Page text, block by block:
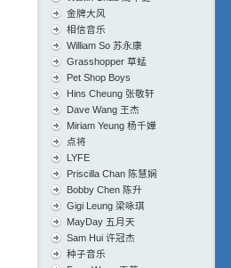
金牌大风
相信音乐
William So 苏永康
Grasshopper 草蜢
Pet Shop Boys
Hins Cheung 张敬轩
Dave Wang 王杰
Miriam Yeung 杨千嬅
点将
LYFE
Priscilla Chan 陈慧娴
Bobby Chen 陈升
Gigi Leung 梁咏琪
MayDay 五月天
Sam Hui 许冠杰
种子音乐